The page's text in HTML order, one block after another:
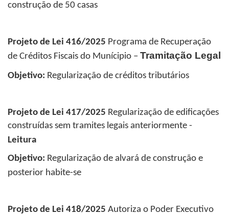
construção de 50 casas
Projeto de Lei 416/2025 Programa de Recuperação
de Créditos Fiscais do Munícipio – Tramitação Legal
Objetivo: Regularização de créditos tributários
Projeto de Lei 417/2025 Regularização de edificações
construídas sem tramites legais anteriormente -
Leitura
Objetivo: Regularização de alvará de construção e
posterior habite-se
Projeto de Lei 418/2025 Autoriza o Poder Executivo